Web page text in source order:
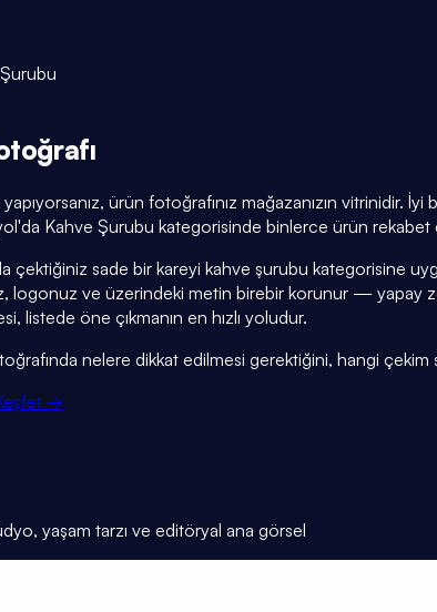
ürün fotoğrafınız mağazanızın
Kahve Şurubu kategorisinde binlerce ürün rekabet
sade bir kareyi kahve şurubu kategorisine
logonuz ve üzerindeki metin birebir korunur — yapay
listede öne çıkmanın en hızlı yoludur.
nelere dikkat edilmesi gerektiğini, hangi çekim
→
yaşam tarzı ve editöryal ana görsel